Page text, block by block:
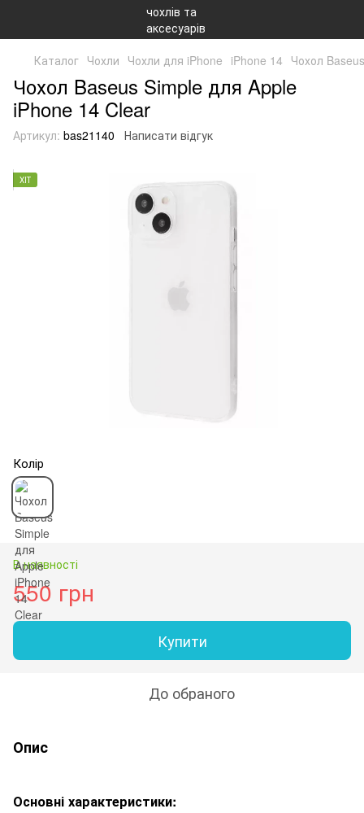
Каталог Чохли Чохли для iPhone iPhone 14 Чохол
Чохол Baseus Simple для Apple
iPhone 14 Clear
Артикул: bas21140 Написати відгук
ХІТ
Колір
В наявності
550 грн
Купити
До обраного
Опис
Основні характеристики: